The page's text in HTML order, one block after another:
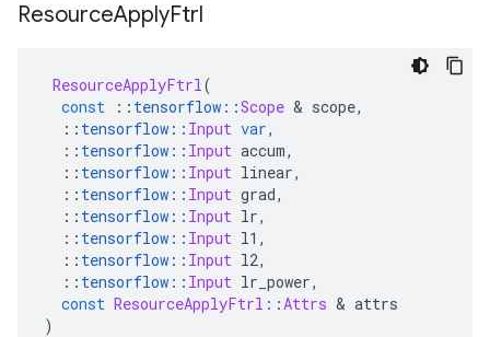
ResourceApplyFtrl
ResourceApplyFtrl(
const
:: tensorflow ::Scope & scope,
:: tensorflow :: Input var,
:: tensorflow :: Input accum,
:: tensorflow :: Input linear,
:: tensorflow :: Input grad,
:: tensorflow :: Input lr,
:: tensorflow :: Input l1 ,
:: tensorflow :: Input l2,
:: tensorflow :: Input lr_power,
const ResourceApplyFtrl ::Attrs & attrs
)